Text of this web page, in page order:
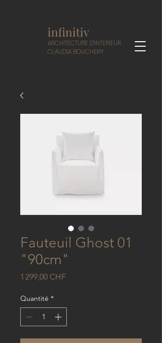
infinitiv
ARCHITECTURE D'INTERIEUR
CLAUDIA BOUCHERY
Fauteuil Ghost 01
"90cm"
1 299,00 CHFPrix
Quantité *